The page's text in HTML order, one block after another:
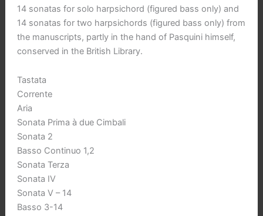
14 sonatas for solo harpsichord (figured bass only) and
14 sonatas for two harpsichords (figured bass only) from
the manuscripts, partly in the hand of Pasquini himself,
conserved in the British Library.
Tastata
Corrente
Aria
Sonata Prima à due Cimbali
Sonata 2
Basso Continuo 1,2
Sonata Terza
Sonata IV
Sonata V – 14
Basso 3-14